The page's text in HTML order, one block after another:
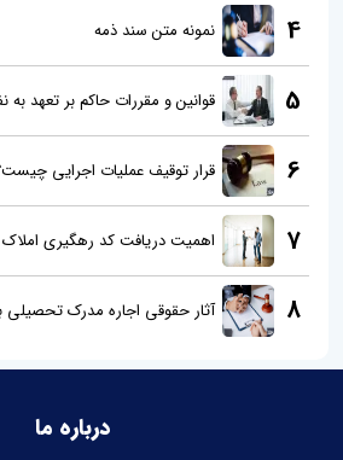
4 نمونه متن سند ذمه
5 قوانین و مقررات حاکم بر تعهد به
6 قرار توقیف عملیات اجرایی
7 اهمیت دریافت کد رهگیری املاک
8 آثار حقوقی اجاره مدرک تحصیلی
درباره ما